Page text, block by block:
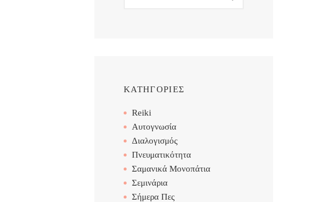
ΚΑΤΗΓΟΡΙΕΣ
Reiki
Αυτογνωσία
Διαλογισμός
Πνευματικότητα
Σαμανικά Μονοπάτια
Σεμινάρια
Σήμερα Πες